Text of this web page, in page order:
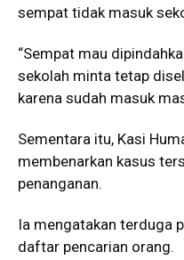
sempat tidak masuk
“Sempat mau
sekolah minta tetap
karena sudah masuk
Sementara itu, Kasi
membenarkan kasus
penanganan.
Ia mengatakan terduga
daftar pencarian orang.